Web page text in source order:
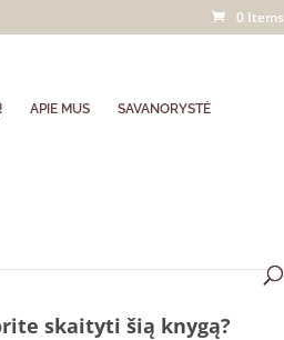
0 Items
APIE MUS SAVANORYSTĖ
skaityti šią knygą?